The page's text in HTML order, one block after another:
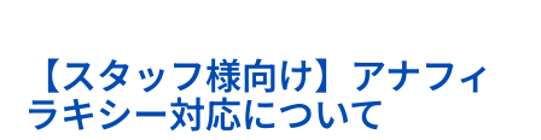
【スタッフ様向け】アナフィ
ラキシー対応について